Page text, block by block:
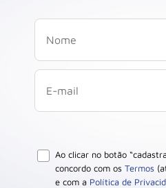
Ao clicar no botão
concordo com os Termos
e com a Política de